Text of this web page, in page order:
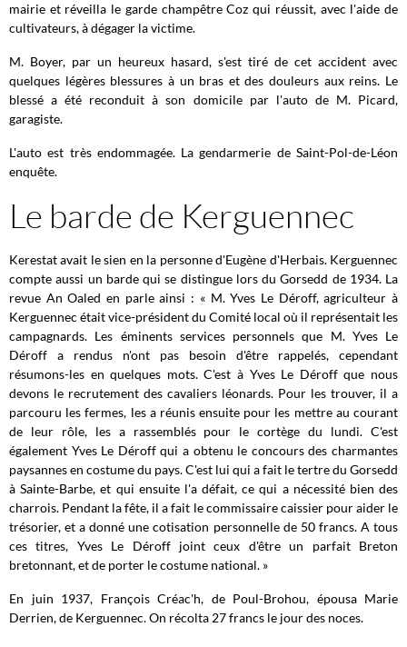
mairie et réveilla le garde champêtre Coz qui réussit, avec l'aide de
cultivateurs, à dégager la victime.
M. Boyer, par un heureux hasard, s'est tiré de cet accident avec
quelques légères blessures à un bras et des douleurs aux reins. Le
blessé a été reconduit à son domicile par l'auto de M. Picard,
garagiste.
L'auto est très endommagée. La gendarmerie de Saint-Pol-de-Léon
enquête.
Le barde de Kerguennec
Kerestat avait le sien en la personne d'Eugène d'Herbais. Kerguennec
compte aussi un barde qui se distingue lors du Gorsedd de 1934. La
revue An Oaled en parle ainsi : « M. Yves Le Déroff, agriculteur à
Kerguennec était vice-président du Comité local où il représentait les
campagnards. Les éminents services personnels que M. Yves Le
Déroff a rendus n'ont pas besoin d'être rappelés, cependant
résumons-les en quelques mots. C'est à Yves Le Déroff que nous
devons le recrutement des cavaliers léonards. Pour les trouver, il a
parcouru les fermes, les a réunis ensuite pour les mettre au courant
de leur rôle, les a rassemblés pour le cortège du lundi. C'est
également Yves Le Déroff qui a obtenu le concours des charmantes
paysannes en costume du pays. C'est lui qui a fait le tertre du Gorsedd
à Sainte-Barbe, et qui ensuite l'a défait, ce qui a nécessité bien des
charrois. Pendant la fête, il a fait le commissaire caissier pour aider le
trésorier, et a donné une cotisation personnelle de 50 francs. A tous
ces titres, Yves Le Déroff joint ceux d'être un parfait Breton
bretonnant, et de porter le costume national. »
En juin 1937, François Créac'h, de Poul-Brohou, épousa Marie
Derrien, de Kerguennec. On récolta 27 francs le jour des noces.